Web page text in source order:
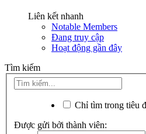
Liên kết nhanh
Notable Members
Đang truy cập
Hoạt động gần đây
Tìm kiếm
Chỉ tìm trong tiêu
Được gửi bởi thành viên: